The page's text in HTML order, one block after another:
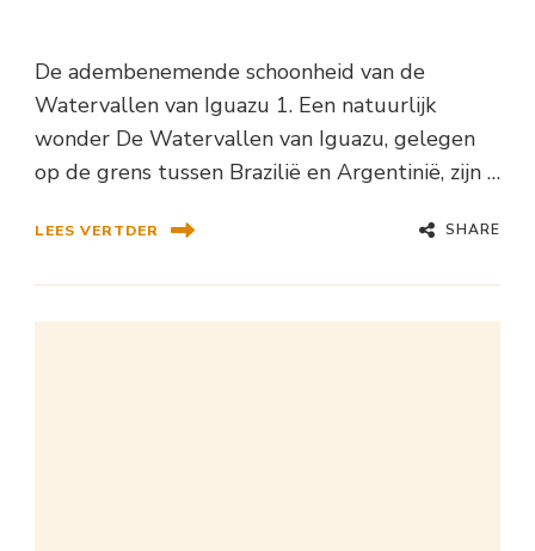
De adembenemende schoonheid van de
Watervallen van Iguazu 1. Een natuurlijk
wonder De Watervallen van Iguazu, gelegen
op de grens tussen Brazilië en Argentinië, zijn …
LEES VERTDER SHARE